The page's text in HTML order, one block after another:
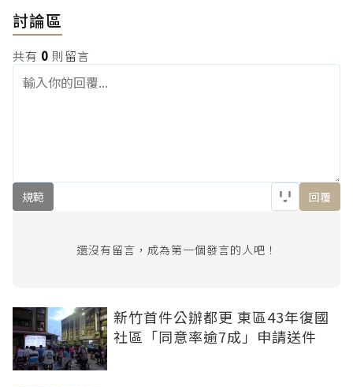
討論區
共有 0 則留言
規範 回覆
還沒有留言，成為第一個發言的人吧！
新竹首件公辦都更 東區43年復國
社區「同意率逾7成」申請送件